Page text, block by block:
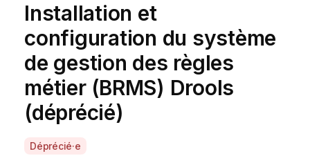
Installation et
configuration du système
de gestion des règles
métier (BRMS) Drools
(déprécié)
ADéprécié·e